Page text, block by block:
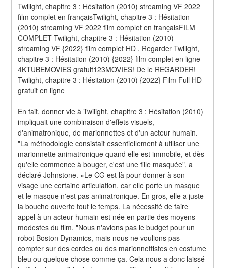
Twilight, chapitre 3 : Hésitation (2010) streaming VF 2022
film complet en françaisTwilight, chapitre 3 : Hésitation
(2010) streaming VF 2022 film complet en françaisFILM
COMPLET Twilight, chapitre 3 : Hésitation (2010)
streaming VF {2022} film complet HD , Regarder Twilight,
chapitre 3 : Hésitation (2010) {2022} film complet en ligne-
4KTUBEMOVIES gratuit123MOVIES! De le REGARDER!
Twilight, chapitre 3 : Hésitation (2010) {2022} Film Full HD
gratuit en ligne
En fait, donner vie à Twilight, chapitre 3 : Hésitation (2010)
impliquait une combinaison d'effets visuels,
d'animatronique, de marionnettes et d'un acteur humain.
"La méthodologie consistait essentiellement à utiliser une
marionnette animatronique quand elle est immobile, et dès
qu'elle commence à bouger, c'est une fille masquée", a
déclaré Johnstone. «Le CG est là pour donner à son
visage une certaine articulation, car elle porte un masque
et le masque n'est pas animatronique. En gros, elle a juste
la bouche ouverte tout le temps. La nécessité de faire
appel à un acteur humain est née en partie des moyens
modestes du film. "Nous n'avions pas le budget pour un
robot Boston Dynamics, mais nous ne voulions pas
compter sur des cordes ou des marionnettistes en costume
bleu ou quelque chose comme ça. Cela nous a donc laissé